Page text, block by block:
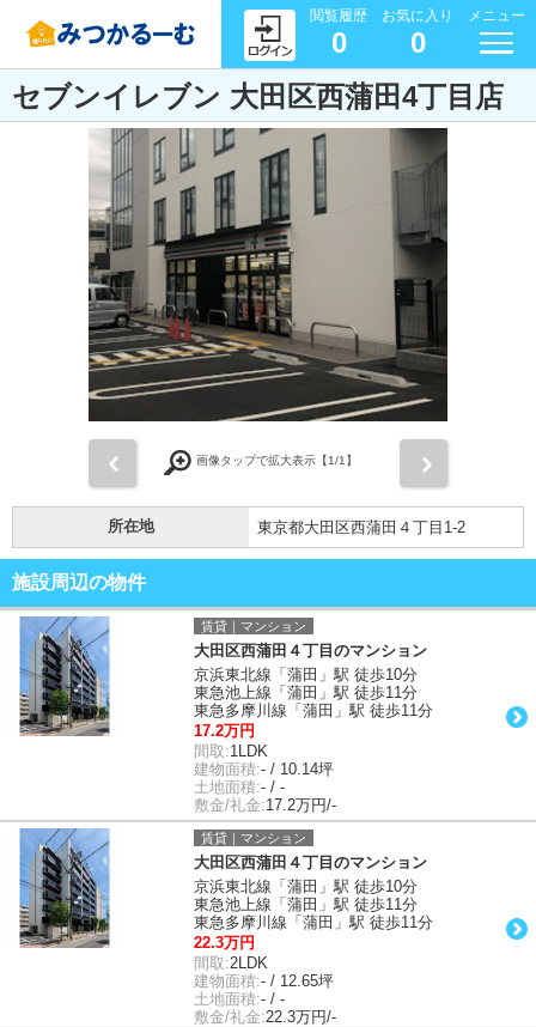
閲覧履歴
0
お気に入り
0
メニュー
セブンイレブン 大田区西蒲田4丁目店
画像タップで拡大表示【1/1】
所在地 東京都大田区西蒲田４丁目1-2
施設周辺の物件
賃貸｜マンション
大田区西蒲田４丁目のマンション
京浜東北線「蒲田」駅 徒歩10分
東急池上線「蒲田」駅 徒歩11分
東急多摩川線「蒲田」駅 徒歩11分
17.2万円
間取:1LDK
建物面積:- / 10.14坪
土地面積:- / -
敷金/礼金:17.2万円/-
賃貸｜マンション
大田区西蒲田４丁目のマンション
京浜東北線「蒲田」駅 徒歩10分
東急池上線「蒲田」駅 徒歩11分
東急多摩川線「蒲田」駅 徒歩11分
22.3万円
間取:2LDK
建物面積:- / 12.65坪
土地面積:- / -
敷金/礼金:22.3万円/-